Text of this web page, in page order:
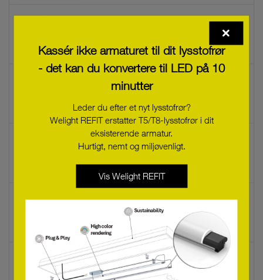
SLE 09mm 1200lm 930 R ADV8
28004552
28004553
SLE 09mm 1200lm 927 R ADV8 MA2
28004554
SLE 09mm 1200lm 930 R ADV8 MA2
28004555
Kassér ikke armaturet til dit lysstofrør
- det kan du konvertere til LED på 10
minutter
Leder du efter et nyt lysstofrør?
Welight REFIT erstatter T5/T8-lysstofrør i dit
eksisterende armatur.
Hurtigt, nemt og miljøvenligt.
Vis Welight REFIT